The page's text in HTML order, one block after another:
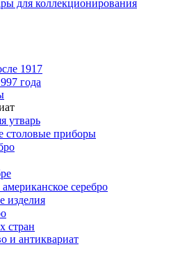
для коллекционирования
1917
года
утварь
столовые приборы
серебро
изделия
стран
и антиквариат